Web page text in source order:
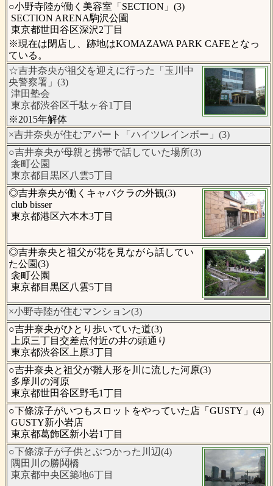
○小野寺陸が働く美容室「SECTION」(3)
SECTION ARENA駒沢公園
東京都世田谷区深沢2丁目
※現在は閉店し、跡地はKOMAZAWA PARK CAFEとなっ
ている。
☆吉井奈央が祖父を迎えに行った「玉川中
央警察署」(3)
津田塾会
東京都渋谷区千駄ヶ谷1丁目
※2015年解体
×吉井奈央が住むアパート「ハイツレインボー」(3)
○吉井奈央が母親と携帯で話していた場所(3)
衾町公園
東京都目黒区八雲5丁目
◎吉井奈央が働くキャバクラの外観(3)
club bisser
東京都港区六本木3丁目
◎吉井奈央と祖父が花を見ながら話してい
た公園(3)
衾町公園
東京都目黒区八雲5丁目
×小野寺陸が住むマンション(3)
○吉井奈央がひとり歩いていた道(3)
上原三丁目交差点付近の井の頭通り
東京都渋谷区上原3丁目
○吉井奈央と祖父が雛人形を川に流した河原(3)
多摩川の河原
東京都世田谷区野毛1丁目
○下條涼子がいつもスロットをやっていた店「GUSTY」(4)
GUSTY新小岩店
東京都葛飾区新小岩1丁目
○下條涼子が子供とぶつかった川辺(4)
隅田川の勝鬨橋
東京都中央区築地6丁目